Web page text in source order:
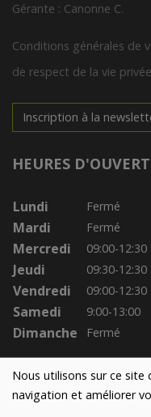
Nous utilisons sur ce
navigation et améliorer
Gérante : Canonne C.
Conditions générales de
de respect de la vie privée
Inscription à la
HEURES
Lundi Fermé
Mardi Fermé
Mercredi 09:00-12:30
Jeudi 09:30-12:30
Vendredi 09:00-12:30
Samedi 9:00-13:00
Dimanche Fermé